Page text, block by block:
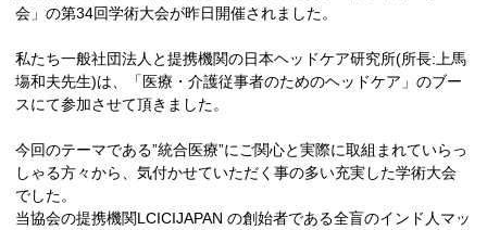
会」の第34回学術大会が昨日開催されました。
私たち一般社団法人と提携機関の日本ヘッドケア研究所(所長:上馬
塲和夫先生)は、「医療・介護従事者のためのヘッドケア」のブー
スにて参加させて頂きました。
今回のテーマである”統合医療”にご関心と実際に取組まれていらっ
しゃる方々から、気付かせていただく事の多い充実した学術大会
でした。
当協会の提携機関LCICIJAPAN の創始者である全盲のインド人マッ